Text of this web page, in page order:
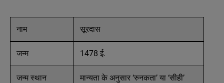
नाम सूरदास
जन्म 1478 ई.
जन्म स्थान मान्यता के अनुसार ‘रुनकता’ या ‘सीही’